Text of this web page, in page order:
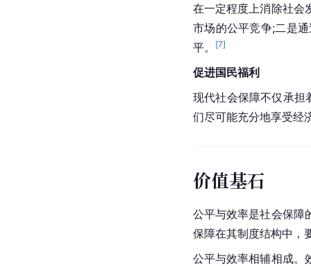
在一定程度上消除社会
市场的公平竞争;二是
平。
[7]
促进国民福利
现代社会保障不仅承担
们尽可能充分地享受经
价值基石
公平与效率是社会保障
保障在其制度结构中，
公平与效率相辅相成。